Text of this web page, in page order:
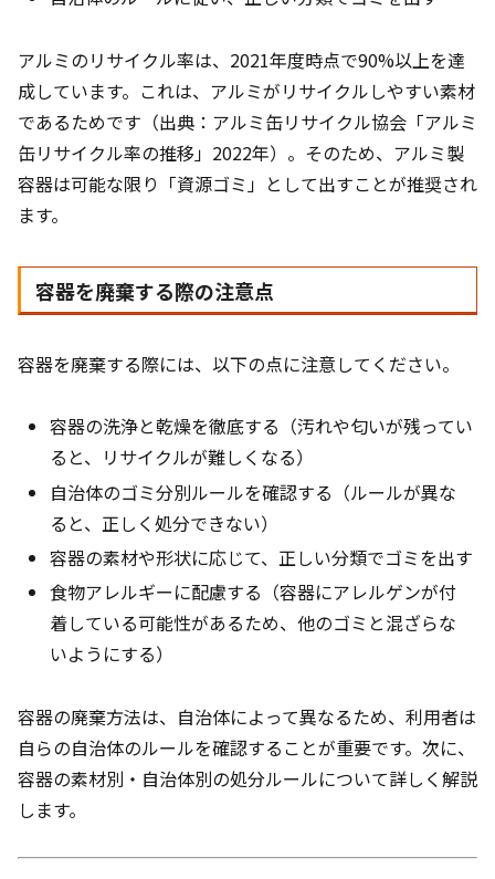
アルミのリサイクル率は、2021年度時点で90%以上を達
成しています。これは、アルミがリサイクルしやすい素材
であるためです（出典：アルミ缶リサイクル協会「アルミ
缶リサイクル率の推移」2022年）。そのため、アルミ製
容器は可能な限り「資源ゴミ」として出すことが推奨され
ます。
容器を廃棄する際の注意点
容器を廃棄する際には、以下の点に注意してください。
容器の洗浄と乾燥を徹底する（汚れや匂いが残ってい
ると、リサイクルが難しくなる）
自治体のゴミ分別ルールを確認する（ルールが異な
ると、正しく処分できない）
容器の素材や形状に応じて、正しい分類でゴミを出す
食物アレルギーに配慮する（容器にアレルゲンが付
着している可能性があるため、他のゴミと混ざらな
いようにする）
容器の廃棄方法は、自治体によって異なるため、利用者は
自らの自治体のルールを確認することが重要です。次に、
容器の素材別・自治体別の処分ルールについて詳しく解説
します。